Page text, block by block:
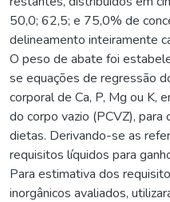
50,0; 62,5; e 75,0% de
delineamento inteiramente
O peso de abate foi
se equações de regressão
corporal de Ca, P, Mg ou K,
do corpo vazio (PCVZ), para
dietas. Derivando-se as
requisitos líquidos para
Para estimativa dos
inorgânicos avaliados,